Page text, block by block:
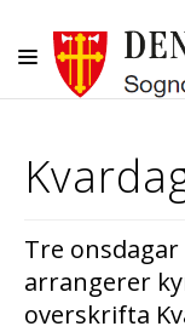
KYRKJELEGE
VAKSNE, DIAKONI
KULTUR
Tre onsdagar
arrangerer
overskrifta